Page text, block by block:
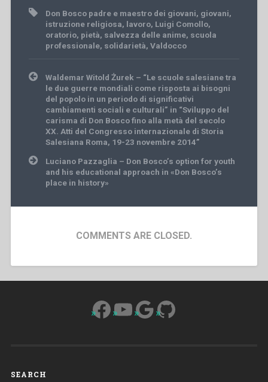
Don Bosco padre e maestro dei giovani, giovani,
istruzione religiosa, lavoro, Luigi Comollo,
oratorio, pietà, salvezza delle anime, scuola
professionale, solidarietà, Valdocco
Post
navigation
Waldemar Witold Żurek – “Le scuole salesiane tra
le due guerre mondiali come risposta ai bisogni
del popolo in un periodo di significativi
cambiamenti sociali e culturali” in “Sviluppo del
carisma di Don Bosco fino alla metà del secolo
XX. Atti del Congresso internazionale di Storia
Salesiana Roma, 19-23 novembre 2014”
Luciano Pazzaglia – Don Bosco’s option for youth
and his educational approach in «Don Bosco’s
place in history»
COMMENTS ARE CLOSED.
Facebook
YouTube
Google
GitHub
SEARCH